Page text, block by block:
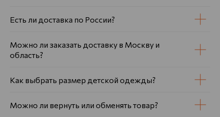
Есть ли доставка по России?
Можно ли заказать доставку в Москву и
область?
Как выбрать размер детской одежды?
Можно ли вернуть или обменять товар?